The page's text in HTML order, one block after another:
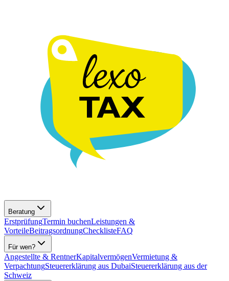
Beratung
ErstprüfungTermin buchenLeistungen &
VorteileBeitragsordnungChecklisteFAQ
Für wen?
Angestellte & RentnerKapitalvermögenVermietung &
VerpachtungSteuererklärung aus DubaiSteuererklärung aus der
Schweiz